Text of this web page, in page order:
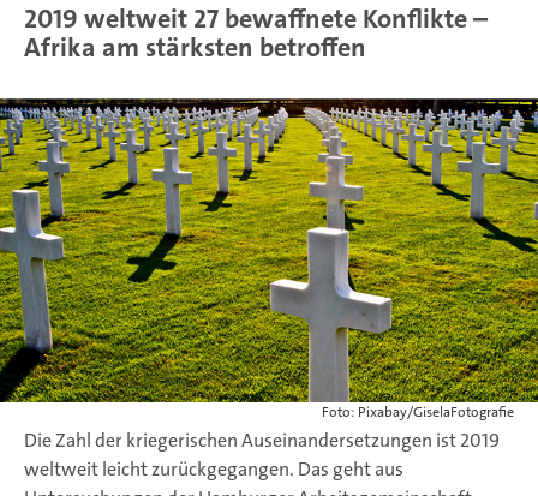
2019 weltweit 27 bewaffnete Konflikte –
Afrika am stärksten betroffen
Foto: Pixabay/GiselaFotografie
Die Zahl der kriegerischen Auseinandersetzungen ist 2019
weltweit leicht zurückgegangen. Das geht aus